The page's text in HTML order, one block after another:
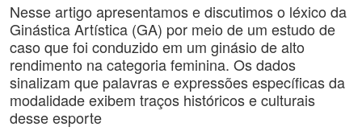
Nesse artigo apresentamos e discutimos o léxico da
Ginástica Artística (GA) por meio de um estudo de
caso que foi conduzido em um ginásio de alto
rendimento na categoria feminina. Os dados
sinalizam que palavras e expressões específicas da
modalidade exibem traços históricos e culturais
desse esporte